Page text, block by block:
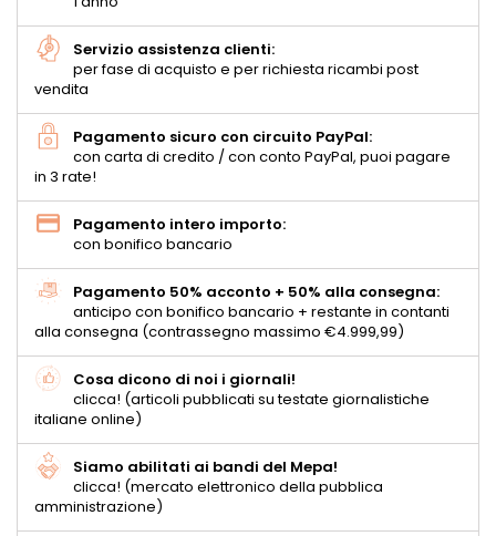
Servizio assistenza clienti:
per fase di acquisto e per richiesta ricambi post
vendita
Pagamento sicuro con circuito PayPal:
con carta di credito / con conto PayPal, puoi pagare
in 3 rate!
Pagamento intero importo:
con bonifico bancario
Pagamento 50% acconto + 50% alla consegna:
anticipo con bonifico bancario + restante in contanti
alla consegna (contrassegno massimo €4.999,99)
Cosa dicono di noi i giornali!
clicca! (articoli pubblicati su testate giornalistiche
italiane online)
Siamo abilitati ai bandi del Mepa!
clicca! (mercato elettronico della pubblica
amministrazione)